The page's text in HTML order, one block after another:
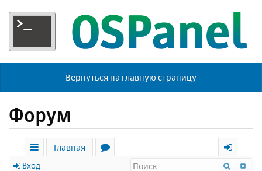
Вернуться на главную страницу
Форум
с
Главная
х
Вход Поиск